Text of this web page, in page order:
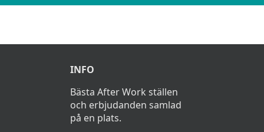
INFO
Bästa After Work ställen
och erbjudanden samlad
på en plats.